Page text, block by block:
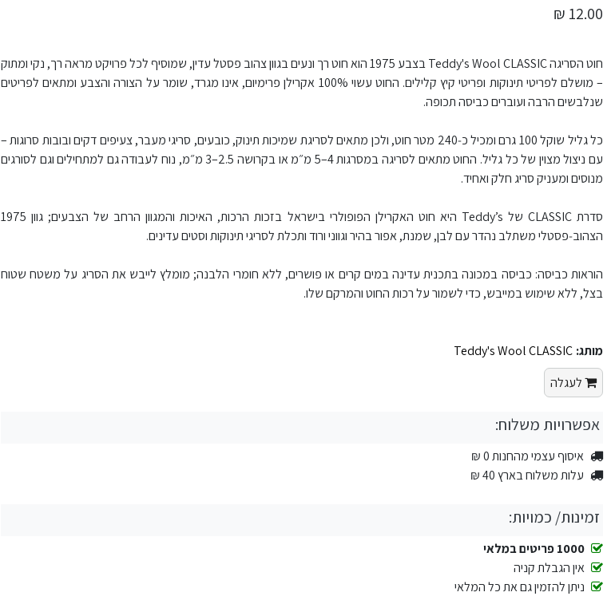
12.00 ₪
חוט הסריגה Teddy's Wool CLASSIC בצבע 1975 הוא חוט רך ונעים בגוון צהוב פסטל עדין, שמוסיף לכל פרויקט מראה רך, נקי ומתוק
– מושלם לפריטי תינוקות ופריטי קיץ קלילים. החוט עשוי 100% אקרילן פרימיום, אינו מגרד, שומר על הצורה והצבע ומתאים לפריטים
שנלבשים הרבה ועוברים כביסה תכופה.
כל גליל שוקל 100 גרם ומכיל כ‑240 מטר חוט, ולכן מתאים לסריגת שמיכות תינוק, כובעים, סריגי מעבר, צעיפים דקים ובובות סרוגות –
עם ניצול מצוין של כל גליל. החוט מתאים לסריגה במסרגות 4–5 מ״מ או בקרושה 2.5–3 מ״מ, נוח לעבודה גם למתחילים וגם לסורגים
מנוסים ומעניק סריג חלק ואחיד.
סדרת CLASSIC של Teddy’s היא חוט האקרילן הפופולרי בישראל בזכות הרכות, האיכות והמגוון הרחב של הצבעים; גוון 1975
הצהוב‑פסטלי משתלב נהדר עם לבן, שמנת, אפור בהיר וגווני ורוד ותכלת לסריגי תינוקות וסטים עדינים.
הוראות כביסה: כביסה במכונה בתכנית עדינה במים קרים או פושרים, ללא חומרי הלבנה; מומלץ לייבש את הסריג על משטח שטוח
בצל, ללא שימוש במייבש, כדי לשמור על רכות החוט והמרקם שלו.
מותג: Teddy's Wool CLASSIC
לעגלה
אפשרויות משלוח:
איסוף עצמי מהחנות 0 ₪
עלות משלוח בארץ 40 ₪
זמינות/ כמויות:
1000 פריטים במלאי
אין הגבלת קניה
ניתן להזמין גם את כל המלאי